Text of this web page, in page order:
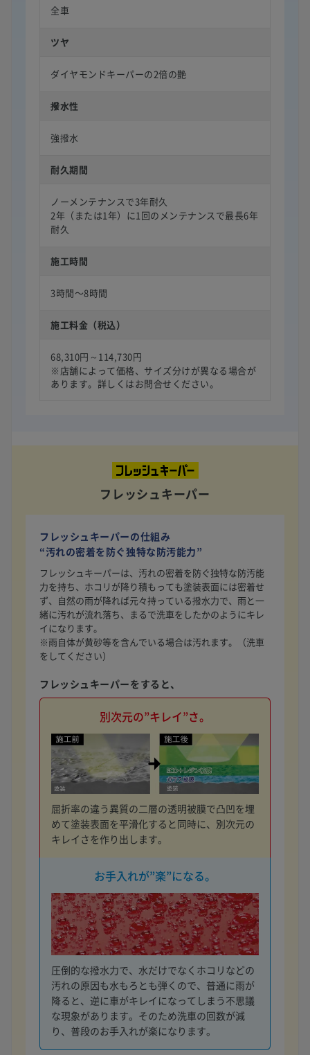
全車
ツヤ
ダイヤモンドキーパーの2倍の艶
撥水性
強撥水
耐久期間
ノーメンテナンスで3年耐久
2年（または1年）に1回のメンテナンスで最長6年
耐久
施工時間
3時間〜8時間
施工料金（税込）
68,310円～114,730円
※店舗によって価格、サイズ分けが異なる場合が
あります。詳しくはお問合せください。
フレッシュキーパー
フレッシュキーパーの仕組み
“汚れの密着を防ぐ独特な防汚能力”
フレッシュキーパーは、汚れの密着を防ぐ独特な防汚能
力を持ち、ホコリが降り積もっても塗装表面には密着せ
ず、自然の雨が降れば元々持っている撥水力で、雨と一
緒に汚れが流れ落ち、まるで洗車をしたかのようにキレ
イになります。
※雨自体が黄砂等を含んでいる場合は汚れます。（洗車
をしてください）
フレッシュキーパーをすると、
別次元の”キレイ”さ。
屈折率の違う異質の二層の透明被膜で凸凹を埋
めて塗装表面を平滑化すると同時に、別次元の
キレイさを作り出します。
お手入れが”楽”になる。
圧倒的な撥水力で、水だけでなくホコリなどの
汚れの原因も水もろとも弾くので、普通に雨が
降ると、逆に車がキレイになってしまう不思議
な現象があります。そのため洗車の回数が減
り、普段のお手入れが楽になります。